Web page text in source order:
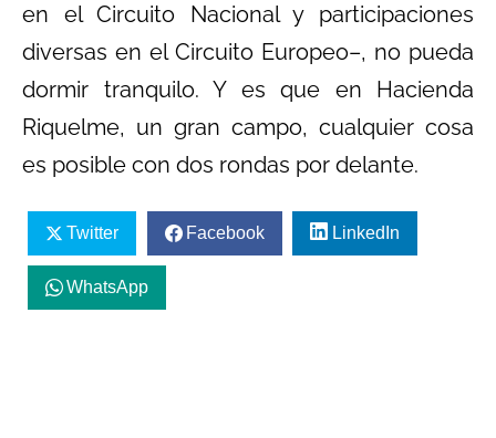
en el Circuito Nacional y participaciones
diversas en el Circuito Europeo–, no pueda
dormir tranquilo. Y es que en Hacienda
Riquelme, un gran campo, cualquier cosa
es posible con dos rondas por delante.
Twitter Facebook LinkedIn
WhatsApp